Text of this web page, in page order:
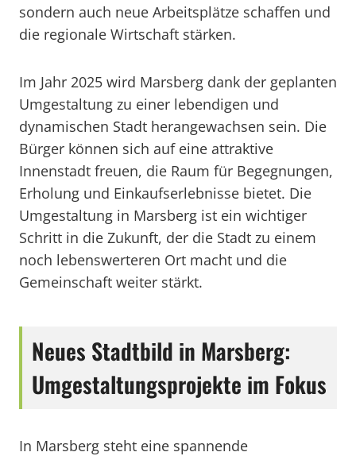
sondern auch neue Arbeitsplätze schaffen und
die regionale Wirtschaft stärken.
Im Jahr 2025 wird Marsberg dank der geplanten
Umgestaltung zu einer lebendigen und
dynamischen Stadt herangewachsen sein. Die
Bürger können sich auf eine attraktive
Innenstadt freuen, die Raum für Begegnungen,
Erholung und Einkaufserlebnisse bietet. Die
Umgestaltung in Marsberg ist ein wichtiger
Schritt in die Zukunft, der die Stadt zu einem
noch lebenswerteren Ort macht und die
Gemeinschaft weiter stärkt.
Neues Stadtbild in Marsberg:
Umgestaltungsprojekte im Fokus
In Marsberg steht eine spannende